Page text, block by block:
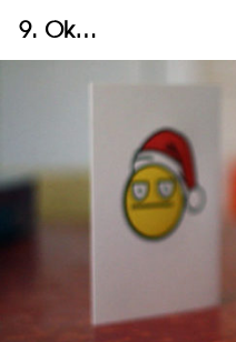
9. Ok…